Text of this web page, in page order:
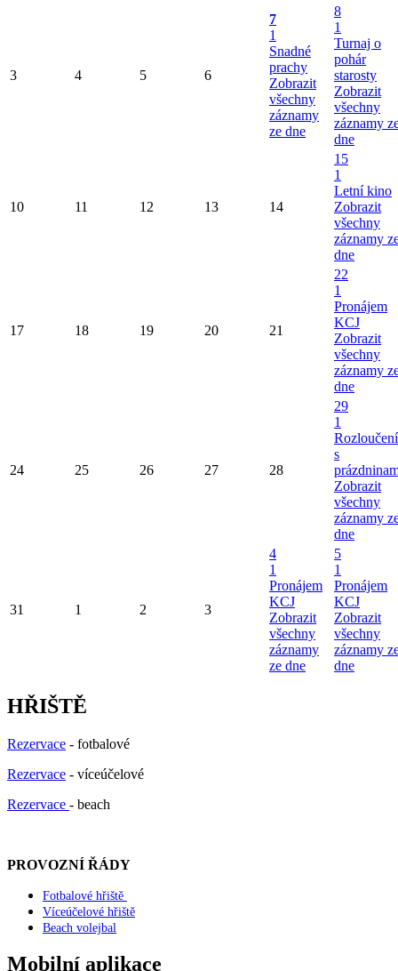
3 4 5 6
7
1
Snadné
prachy
Zobrazit
všechny
záznamy
ze dne
8
1
Turnaj o
pohár
starosty
Zobrazit
všechny
záznamy
dne
10 11 12 13 14
15
1
Letní kino
Zobrazit
všechny
záznamy
dne
17 18 19 20 21
22
1
Pronájem
KCJ
Zobrazit
všechny
záznamy
dne
24 25 26 27 28
29
1
Rozloučení
s
Zobrazit
všechny
záznamy
dne
31 1 2 3
4
1
Pronájem
KCJ
Zobrazit
všechny
záznamy
ze dne
5
1
Pronájem
KCJ
Zobrazit
všechny
záznamy
dne
HŘIŠTĚ
Rezervace - fotbalové
Rezervace - víceúčelové
Rezervace - beach
PROVOZNÍ ŘÁDY
Fotbalové hřiště
Víceúčelové hřiště
Beach volejbal
Mobilní aplikace